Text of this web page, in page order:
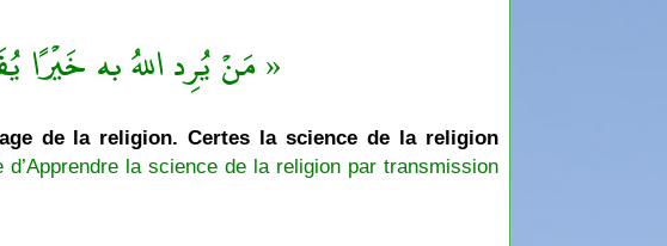
« مَنْ يُرِد اللهُ به خَيْرًا
de la religion. Certes la science de la religion
d’Apprendre la science de la religion par transmission